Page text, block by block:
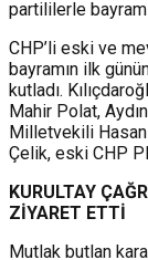
partililerle
CHP’li eski ve
bayramın ilk
kutladı.
Mahir Polat,
Milletvekili Hasan
Çelik, eski CHP
KURULTAY
ZİYARET ETTİ
Mutlak butlan